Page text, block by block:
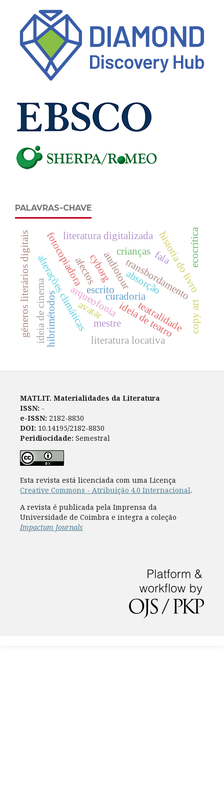
PALAVRAS-CHAVE
escrito
arqueofoniacuradoria
alterações climáticas audiotour
ideia de teatro
ideia de cinema absorção
teatralidade
transbordamento
historia do livro
avatar
géneros literários digitais cyborg
fotocopiadora
copy art
literatura digitalizada
literatura locativa
crianças ecocrítica
afectos
mestre
hibrimétodos
fala
MATLIT. Materialidades da Literatura
ISSN: -
e-ISSN: 2182-8830
DOI: 10.14195/2182-8830
Peridiocidade: Semestral
Esta revista está licenciada com uma Licença
Creative Commons - Atribuição 4.0 Internacional.
A revista é publicada pela Imprensa da
Universidade de Coimbra e integra a coleção
Impactum Journals